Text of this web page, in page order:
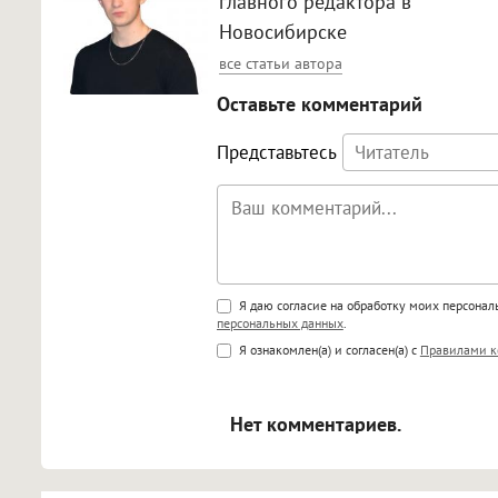
Новосибирске
все статьи автора
Оставьте комментарий
Представьтесь
Поддержка HTML
<b>, <strong>, <u>, <i>, <em>,
<blockquote>, <code>
Я даю согласие на обработку моих
персональных данных.
Я ознакомлен(а) и согласен(а) с Правилами
Нет комментариев.